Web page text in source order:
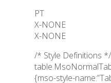
PT
X-NONE
X-NONE
/* Style Definitions */
{mso-style-